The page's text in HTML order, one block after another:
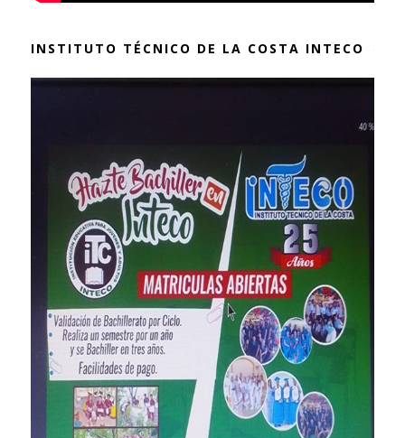
INSTITUTO TÉCNICO DE LA COSTA INTECO